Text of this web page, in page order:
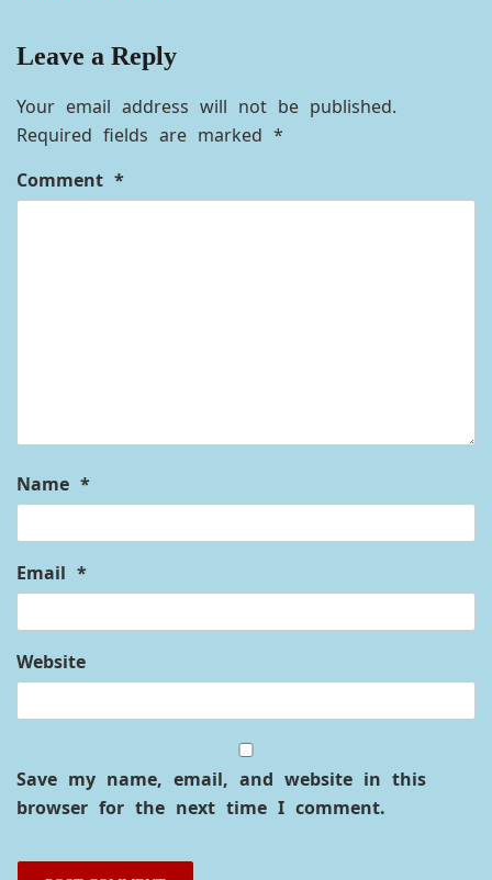
Leave a Reply
Your email address will not be published.
Required fields are marked *
Comment *
Name *
Email *
Website
Save my name, email, and website in this
browser for the next time I comment.